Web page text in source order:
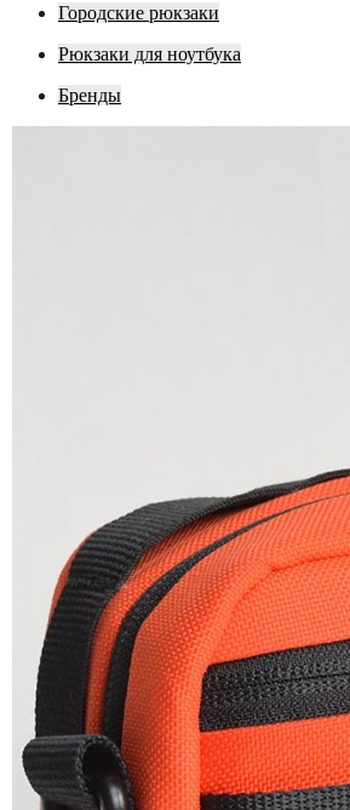
Городские рюкзаки
Рюкзаки для ноутбука
Бренды